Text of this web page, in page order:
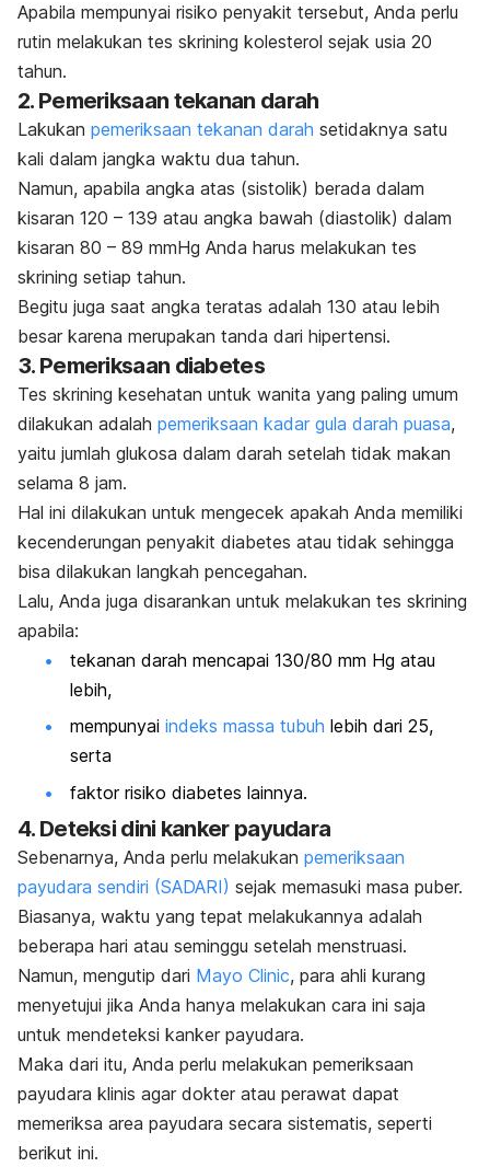
Apabila mempunyai risiko penyakit tersebut, Anda perlu
rutin melakukan tes skrining kolesterol sejak usia 20
tahun.
2. Pemeriksaan tekanan darah
Lakukan pemeriksaan tekanan darah setidaknya satu
kali dalam jangka waktu dua tahun.
Namun, apabila angka atas (sistolik) berada dalam
kisaran 120 – 139 atau angka bawah (diastolik) dalam
kisaran 80 – 89 mmHg Anda harus melakukan tes
skrining setiap tahun.
Begitu juga saat angka teratas adalah 130 atau lebih
besar karena merupakan tanda dari hipertensi.
3. Pemeriksaan diabetes
Tes skrining kesehatan untuk wanita yang paling umum
dilakukan adalah pemeriksaan kadar gula darah puasa,
yaitu jumlah glukosa dalam darah setelah tidak makan
selama 8 jam.
Hal ini dilakukan untuk mengecek apakah Anda memiliki
kecenderungan penyakit diabetes atau tidak sehingga
bisa dilakukan langkah pencegahan.
Lalu, Anda juga disarankan untuk melakukan tes skrining
apabila:
tekanan darah mencapai 130/80 mm Hg atau
lebih,
mempunyai indeks massa tubuh lebih dari 25,
serta
faktor risiko diabetes lainnya.
4. Deteksi dini kanker payudara
Sebenarnya, Anda perlu melakukan pemeriksaan
payudara sendiri (SADARI) sejak memasuki masa puber.
Biasanya, waktu yang tepat melakukannya adalah
beberapa hari atau seminggu setelah menstruasi.
Namun, mengutip dari Mayo Clinic, para ahli kurang
menyetujui jika Anda hanya melakukan cara ini saja
untuk mendeteksi kanker payudara.
Maka dari itu, Anda perlu melakukan pemeriksaan
payudara klinis agar dokter atau perawat dapat
memeriksa area payudara secara sistematis, seperti
berikut ini.